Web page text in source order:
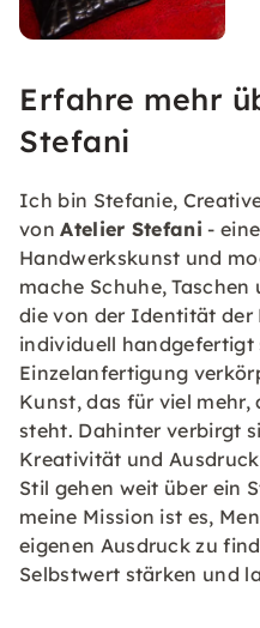
Erfahre mehr
Stefani
Ich bin Stefanie,
vonAtelier Stefani -
Handwerkskunst und
mache Schuhe,
die von der Identität der
individuell handgefertigt
Einzelanfertigung
Kunst, das für viel mehr,
steht. Dahinter verbirgt
Kreativität und
Stil gehen weit über ein
meine Mission ist es,
eigenen Ausdruck zu
Selbstwert stärken und